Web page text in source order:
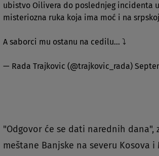
ubistvo Oilivera do poslednjeg incidenta
misteriozna ruka koja ima moć i na
A saborci mu ostanu na cedilu… ⤵️
— Rada Trajkovic (@trajkovic_rada)
"Odgovor će se dati narednih dana",
meštane Banjske na severu Kosova